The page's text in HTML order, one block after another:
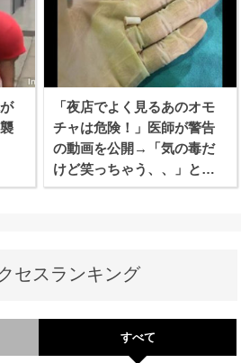
「夜店でよく見るあのオモ
チャは危険！」医師が警告
の動画を公開→「気の毒だ
けど笑っちゃう、、」と話
題に！
セスランキング
すべて